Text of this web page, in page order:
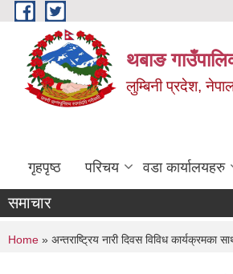
Skip to main content
थबाङ
लुम्बिनी प्रदेश,
गृहपृष्ठ परिचय वडा कार्यालयहरु
समाचार
You are here
Home » अन्तराष्ट्रिय नारी दिवस विविध कार्यक्रमका